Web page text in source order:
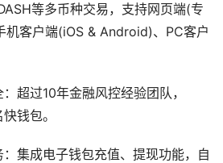
等多币种交易，支持网页端(专
机客户端(iOS & Android)、PC客户
超过10年金融风控经验团队，
钱包。
集成电子钱包充值、提现功能，自